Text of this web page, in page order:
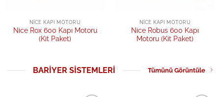
NICE KAPI MOTORU
Nice Rox 600 Kapı Motoru
(Kit Paket)
NICE KAPI MOTORU
Nice Robus 600 Kapı
Motoru (Kit Paket)
BARIYER SISTEMLERI Tümünü Görüntüle